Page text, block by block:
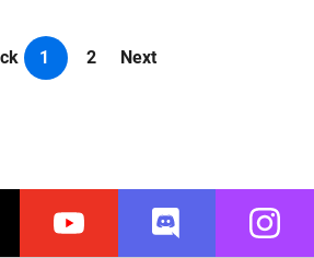
1 2 Next
Youtube Discord